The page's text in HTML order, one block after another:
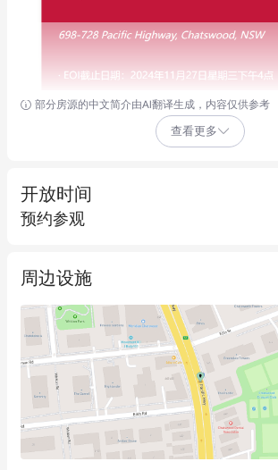
部分房源的中文简介由AI翻译生成，内容仅供参考
查看更多
开放时间
预约参观
周边设施